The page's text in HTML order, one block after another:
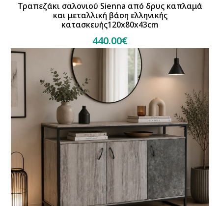
Τραπεζάκι σαλονιού Sienna από δρυς καπλαμά
και μεταλλική βάση ελληνικής
κατασκευής120x80x43cm
440.00€